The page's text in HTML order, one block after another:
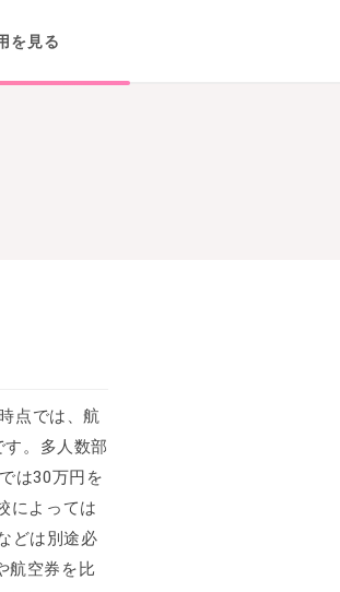
を見る
点では、航
。多人数部
は30万円を
によっては
どは別途必
航空券を比